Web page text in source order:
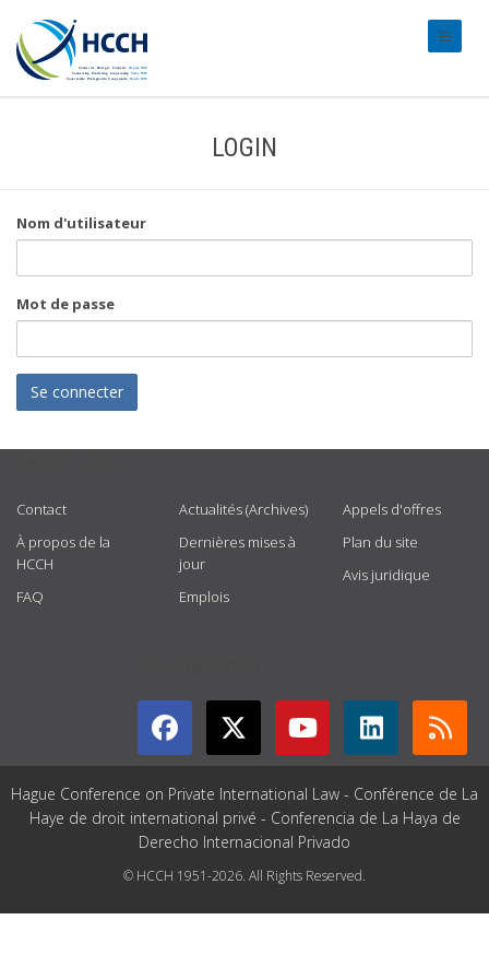
LOGIN
Nom d'utilisateur
Mot de passe
Se connecter
Contact
À propos de la
HCCH
FAQ
Actualités (Archives)
Dernières mises à
jour
Emplois
Appels d'offres
Plan du site
Avis juridique
Hague Conference on Private International Law - Conférence de La
Haye de droit international privé - Conferencia de La Haya de
Derecho Internacional Privado
© HCCH 1951-2026. All Rights Reserved.